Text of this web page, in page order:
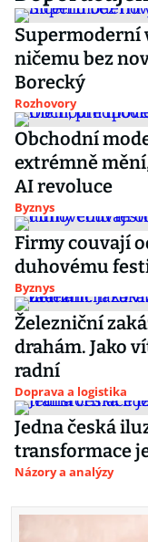
Supermoderní
ničemu bez
Borecký
Rozhovory
Obchodní
extrémně
AI revoluce
Byznys
Firmy couvají
duhovému
Byznys
Železniční
drahám. Jako
radní
Doprava a logistika
Jedna česká
transformace
Názory a analýzy